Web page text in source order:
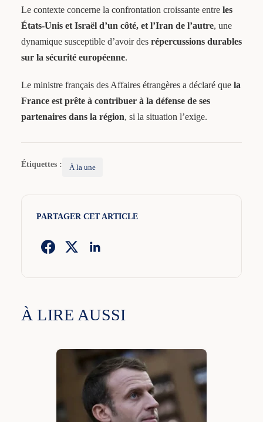
Le contexte concerne la confrontation croissante entre les
États-Unis et Israël d’un côté, et l’Iran de l’autre, une
dynamique susceptible d’avoir des répercussions durables
sur la sécurité européenne.
Le ministre français des Affaires étrangères a déclaré que la
France est prête à contribuer à la défense de ses
partenaires dans la région, si la situation l’exige.
Étiquettes : À la une
PARTAGER CET ARTICLE
À LIRE AUSSI